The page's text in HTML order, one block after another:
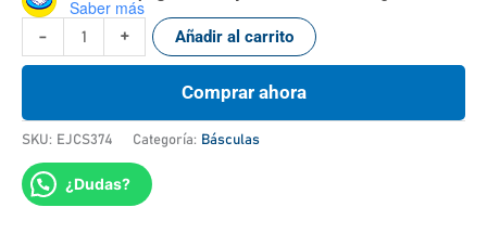
Saber más
- + Añadir al carrito
Comprar ahora
SKU: EJCS374 Categoría: Básculas
¿Dudas?